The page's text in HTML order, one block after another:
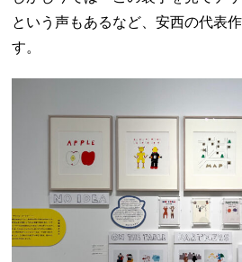
という声もあるなど、安西の代表
す。